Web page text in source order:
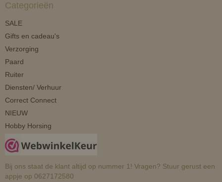
Categorieën
SALE
Gifts en cadeau's
Verzorging
Paard
Ruiter
Diensten/ Verhuur
Correct Connect
NIEUW
Hobby Horsing
Bij ons staat de klant altijd op nummer 1! Vragen? Stuur gerust een
appje op 0627172580